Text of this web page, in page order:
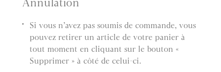
Si vous n’avez pas soumis de commande, vous
pouvez retirer un article de votre panier à
tout moment en cliquant sur le bouton «
Supprimer » à côté de celui-ci.